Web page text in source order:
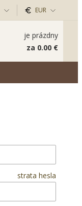
EUR
je prázdny
za 0.00 €
strata hesla